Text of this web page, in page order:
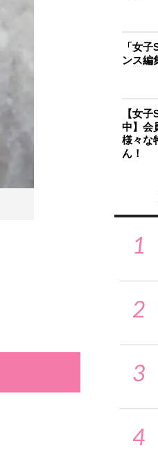
「女
ンス編
【女
中】会
様々な
ん！
1
2
3
4